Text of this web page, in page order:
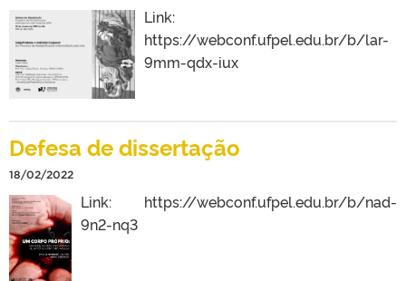
Link:
https://webconf.ufpel.edu.br/b/lar-
9mm-qdx-iux
Defesa de dissertação
18/02/2022
Link: https://webconf.ufpel.edu.br/b/nad-
9n2-nq3